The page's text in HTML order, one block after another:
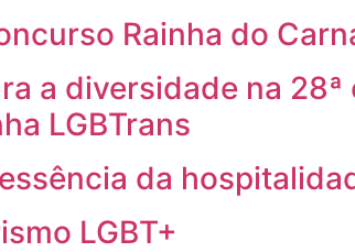
Rainha do
a diversidade na
LGBTrans
da
LGBT+